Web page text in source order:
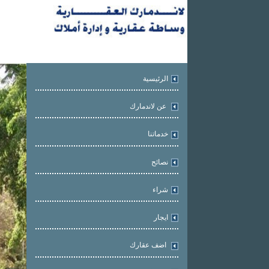
الرئيسية
عن لاندمارك
خدماتنا
نصائح
شراء
ايجار
اضف عقارك